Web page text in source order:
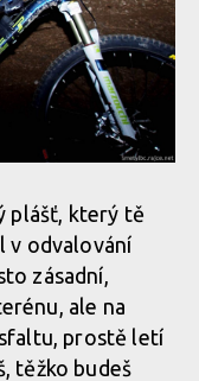
plášť, který tě
v odvalování
zásadní,
ale na
prostě letí
těžko budeš